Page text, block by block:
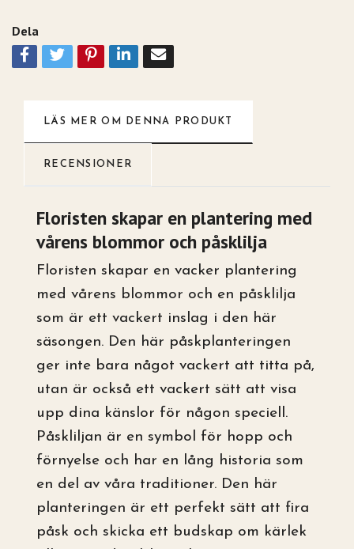
Dela
LÄS MER OM DENNA PRODUKT
RECENSIONER
Floristen skapar en plantering med
vårens blommor och påsklilja
Floristen skapar en vacker plantering
med vårens blommor och en påsklilja
som är ett vackert inslag i den här
säsongen. Den här påskplanteringen
ger inte bara något vackert att titta på,
utan är också ett vackert sätt att visa
upp dina känslor för någon speciell.
Påskliljan är en symbol för hopp och
förnyelse och har en lång historia som
en del av våra traditioner. Den här
planteringen är ett perfekt sätt att fira
påsk och skicka ett budskap om kärlek